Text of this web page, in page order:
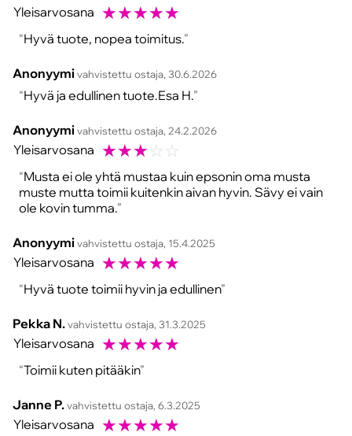
Yleisarvosana ☆☆☆☆☆
Hyvä tuote, nopea toimitus.
Anonyymivahvistettu ostaja, 30.6.2026
Hyvä ja edullinen tuote.Esa H.
Anonyymivahvistettu ostaja, 24.2.2026
Yleisarvosana ☆☆☆☆ ☆
Musta ei ole yhtä mustaa kuin epsonin oma musta
muste mutta toimii kuitenkin aivan hyvin. Sävy ei vain
ole kovin tumma.
Anonyymivahvistettu ostaja, 15.4.2025
Yleisarvosana ☆☆☆☆☆
Hyvä tuote toimii hyvin ja edullinen
Pekka N.vahvistettu ostaja, 31.3.2025
Yleisarvosana ☆☆☆☆☆
Toimii kuten pitääkin
Janne P.vahvistettu ostaja, 6.3.2025
Yleisarvosana ☆☆☆☆☆